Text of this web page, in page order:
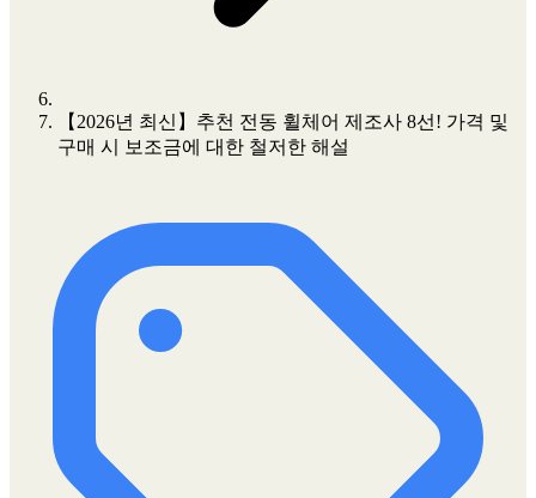
【2026년 최신】추천 전동 휠체어 제조사 8선! 가격 및
구매 시 보조금에 대한 철저한 해설